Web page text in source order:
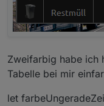
Zweifarbig habe ich
Tabelle bei mir
let